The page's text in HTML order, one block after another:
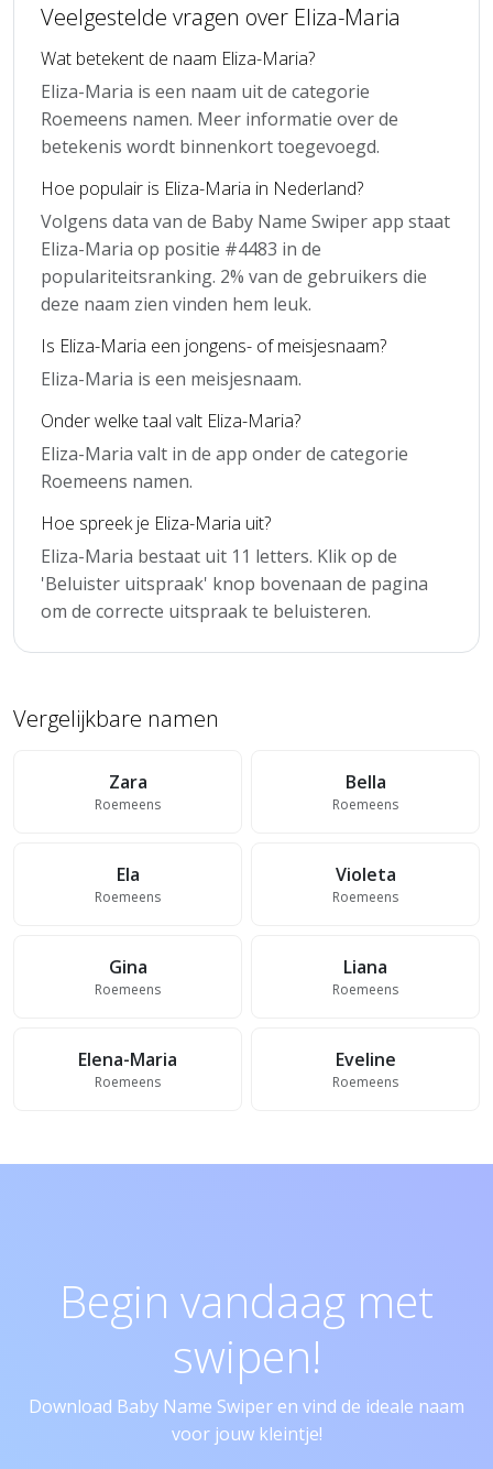
Veelgestelde vragen over Eliza-Maria
Wat betekent de naam Eliza-Maria?
Eliza-Maria is een naam uit de categorie
Roemeens namen. Meer informatie over de
betekenis wordt binnenkort toegevoegd.
Hoe populair is Eliza-Maria in Nederland?
Volgens data van de Baby Name Swiper app staat
Eliza-Maria op positie #4483 in de
populariteitsranking. 2% van de gebruikers die
deze naam zien vinden hem leuk.
Is Eliza-Maria een jongens- of meisjesnaam?
Eliza-Maria is een meisjesnaam.
Onder welke taal valt Eliza-Maria?
Eliza-Maria valt in de app onder de categorie
Roemeens namen.
Hoe spreek je Eliza-Maria uit?
Eliza-Maria bestaat uit 11 letters. Klik op de
'Beluister uitspraak' knop bovenaan de pagina
om de correcte uitspraak te beluisteren.
Vergelijkbare namen
Zara
Roemeens
Bella
Roemeens
Ela
Roemeens
Violeta
Roemeens
Gina
Roemeens
Liana
Roemeens
Elena-Maria
Roemeens
Eveline
Roemeens
Begin vandaag met
swipen!
Download Baby Name Swiper en vind de ideale naam
voor jouw kleintje!